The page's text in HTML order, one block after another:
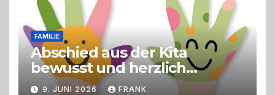
FAMILIE
Abschied aus der Kita
bewusst und herzlich
gestalten
9. JUNI 2026 FRANK